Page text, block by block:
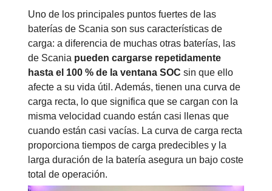
Uno de los principales puntos fuertes de las
baterías de Scania son sus características de
carga: a diferencia de muchas otras baterías, las
de Scania pueden cargarse repetidamente
hasta el 100 % de la ventana SOC sin que ello
afecte a su vida útil. Además, tienen una curva de
carga recta, lo que significa que se cargan con la
misma velocidad cuando están casi llenas que
cuando están casi vacías. La curva de carga recta
proporciona tiempos de carga predecibles y la
larga duración de la batería asegura un bajo coste
total de operación.